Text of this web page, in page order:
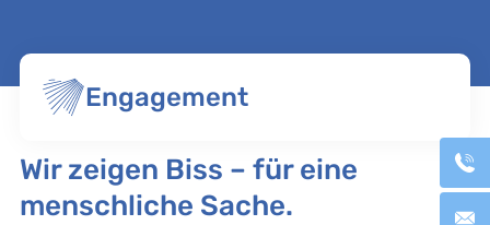
Engagement
Wir zeigen Biss – für eine
menschliche Sache.